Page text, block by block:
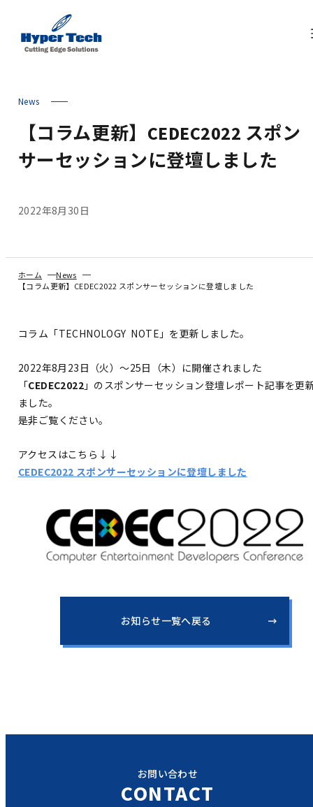
【コラム更新】CEDEC2022 スポン
サーセッションに登壇しました
News
2022年8月30日
ホーム
News
【コラム更新】CEDEC2022 スポンサーセッションに登壇しました
コラム「TECHNOLOGY NOTE」を更新しました。
2022年8月23日（火）〜25日（木）に開催されました
「CEDEC2022」のスポンサーセッション登壇レポート記事を更
ました。
是非ご覧ください。
アクセスはこちら↓↓
CEDEC2022 スポンサーセッションに登壇しました
お知らせ一覧へ戻る
お問い合わせ
CONTACT